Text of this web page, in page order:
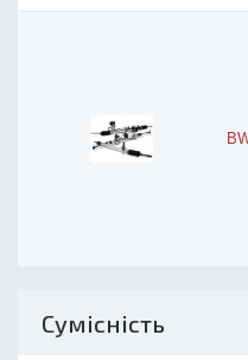
Сумісність